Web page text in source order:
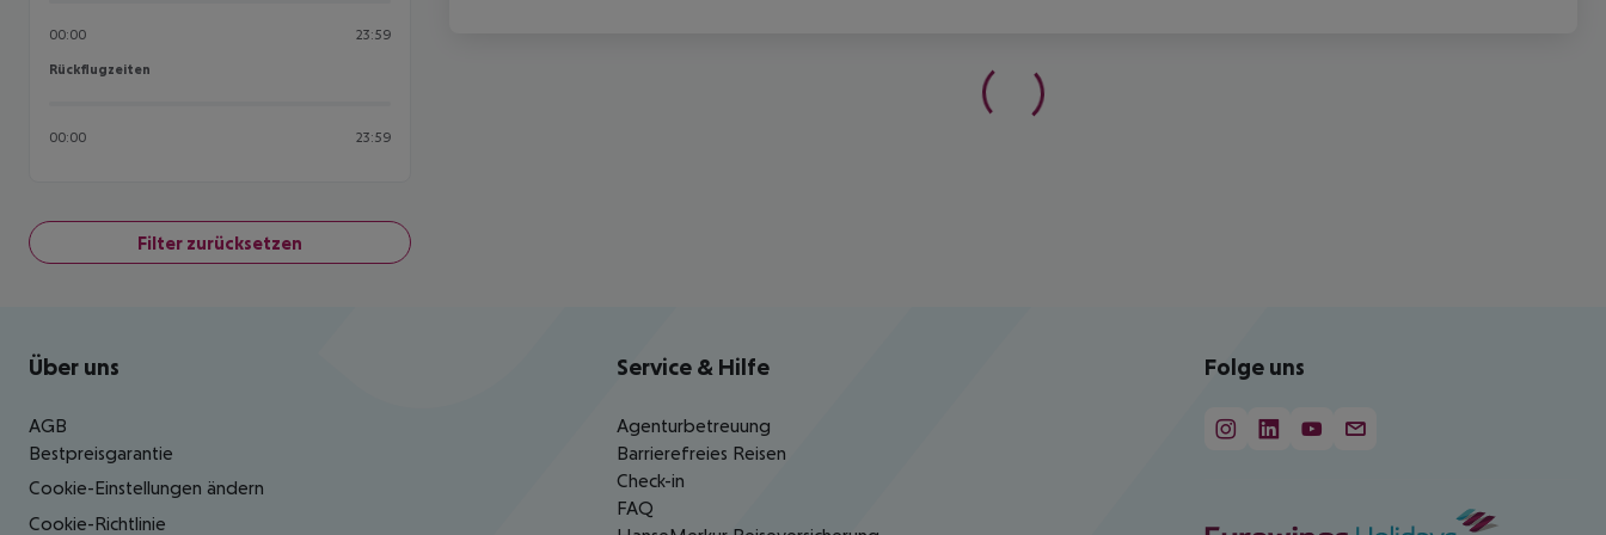
00:00 23:59
Rückflugzeiten
Rückflugzeiten
00:00 23:59
Filter zurücksetzen
Footer navigation
Über uns
AGB
Bestpreisgarantie
Cookie-Einstellungen ändern
Cookie-Richtlinie
Service & Hilfe
Agenturbetreuung
Barrierefreies Reisen
Check-in
FAQ
Folge uns